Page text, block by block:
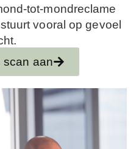
tot-mondreclame
vooral op gevoel
scan aan